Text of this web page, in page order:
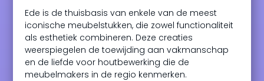
Ede is de thuisbasis van enkele van de meest
iconische meubelstukken, die zowel functionaliteit
als esthetiek combineren. Deze creaties
weerspiegelen de toewijding aan vakmanschap
en de liefde voor houtbewerking die de
meubelmakers in de regio kenmerken.